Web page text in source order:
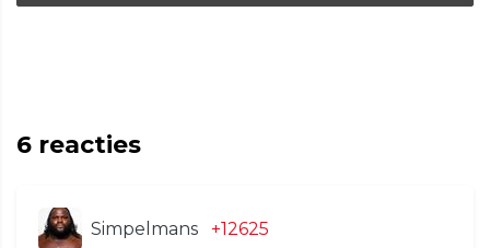
6 reacties
Simpelmans +12625